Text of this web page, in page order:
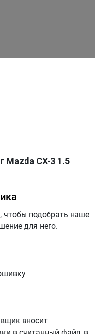
Mazda CX-3 1.5
подобрать наше
для него.
вносит